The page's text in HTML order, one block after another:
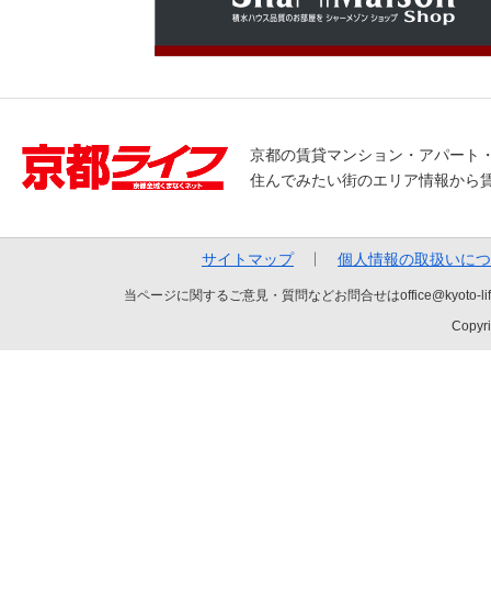
京都の賃貸マンション・アパート
住んでみたい街のエリア情報から
サイトマップ 個人情報の取扱いに
当ページに関するご意見・質問などお問合せは